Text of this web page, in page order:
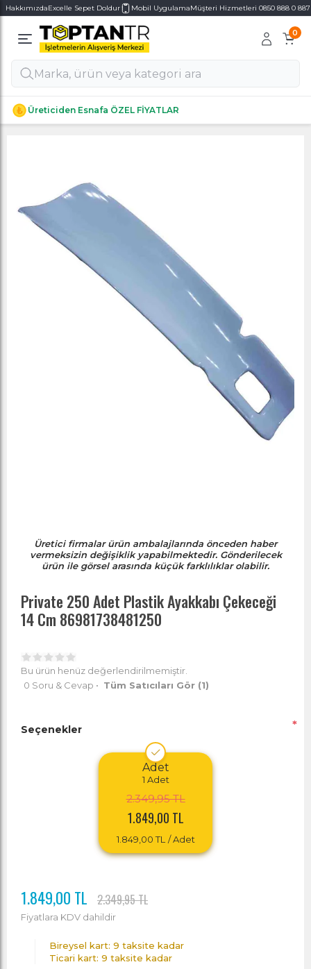
HakkımızdaExcelle Sepet Doldur Mobil UygulamaMüşteri Hizmetleri 0850 888 0 887
0
Üreticiden Esnafa ÖZEL FİYATLAR
Alt Kategoriler
Alt Kategoriler
Üretici firmalar ürün ambalajlarında önceden haber
vermeksizin değişiklik yapabilmektedir. Gönderilecek
ürün ile görsel arasında küçük farklılıklar olabilir.
Private 250 Adet Plastik Ayakkabı Çekeceği
14 Cm 86981738481250
Bu ürün henüz değerlendirilmemiştir.
0 Soru & Cevap • Tüm Satıcıları Gör (1)
Seçenekler *
Adet
1 Adet
2.349,95 TL
1.849,00 TL
1.849,00 TL / Adet
1.849,00 TL 2.349,95 TL
Fiyatlara KDV dahildir
Bireysel kart: 9 taksite kadar
Ticari kart: 9 taksite kadar